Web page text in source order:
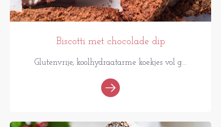
Biscotti met chocolade dip
Glutenvrije, koolhydraatarme koekjes vol g...